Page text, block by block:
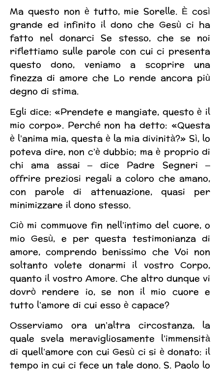
Ma questo non è tutto, mie Sorelle. È così
grande ed infinito il dono che Gesù ci ha
fatto nel donarci Se stesso, che se noi
riflettiamo sulle parole con cui ci presenta
questo dono, veniamo a scoprire una
finezza di amore che Lo rende ancora più
degno di stima.
Egli dice: «Prendete e mangiate, questo è il
mio corpo». Perché non ha detto: «Questa
è l’anima mia, questa è la mia divinità?» Sì, lo
poteva dire, non c’è dubbio; ma è proprio di
chi ama assai – dice Padre Segneri –
offrire preziosi regali a coloro che amano,
con parole di attenuazione, quasi per
minimizzare il dono stesso.
Ciò mi commuove fin nell’intimo del cuore, o
mio Gesù, e per questa testimonianza di
amore, comprendo benissimo che Voi non
soltanto volete donarmi il vostro Corpo,
quanto il vostro Amore. Che altro dunque vi
dovrò rendere io, se non il mio cuore e
tutto l’amore di cui esso è capace?
Osserviamo ora un’altra circostanza, la
quale svela meravigliosamente l’immensità
di quell’amore con cui Gesù ci si è donato: il
tempo in cui ci fece un tale dono. S. Paolo lo